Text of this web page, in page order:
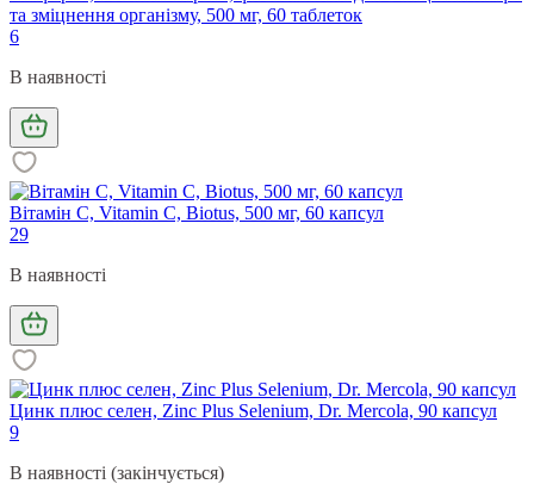
та зміцнення організму, 500 мг, 60 таблеток
6
В наявності
Вітамін С, Vitamin C, Biotus, 500 мг, 60 капсул
29
В наявності
Цинк плюс селен, Zinc Plus Selenium, Dr. Mercola, 90 капсул
9
В наявності (закінчується)